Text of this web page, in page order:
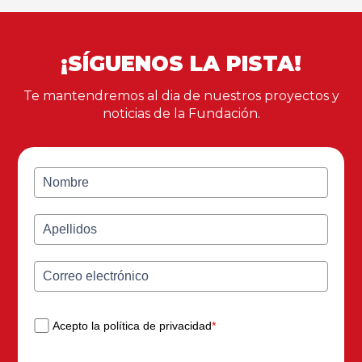
¡SÍGUENOS LA PISTA!
Te mantendremos al dia de nuestros proyectos y
noticias de la Fundación.
Acepto la política de privacidad*